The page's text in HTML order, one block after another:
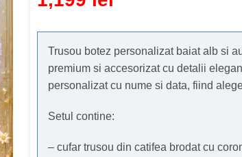
Trusou botez personalizat baiat alb si
premium si accesorizat cu detalii
personalizat cu nume si data, fiind
Setul contine:
– cufar trusou din catifea brodat cu